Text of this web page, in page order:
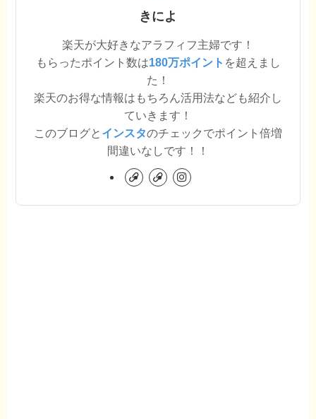
きによ
楽天が大好きなアラフィフ主婦です！
もらったポイント数は180万ポイント を超えまし
た！
楽天のお得な情報はもちろん活用法なども紹介し
ていきます！
このブログと インスタのチェックでポイント倍増
間違いなしです！！